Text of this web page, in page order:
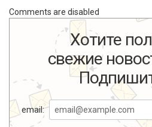
Comments are disabled
Хотите
свежие
email: